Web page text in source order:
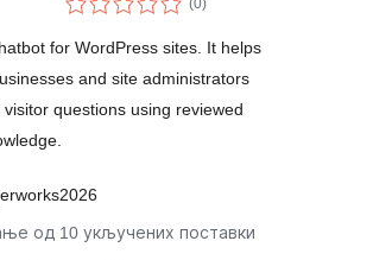
(0оцена
)
for WordPress sites. It helps
and site administrators
visitor questions using reviewed
од 10 укључених поставки